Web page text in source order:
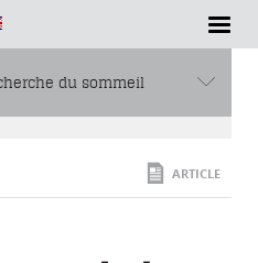
du sommeil
ARTICLE